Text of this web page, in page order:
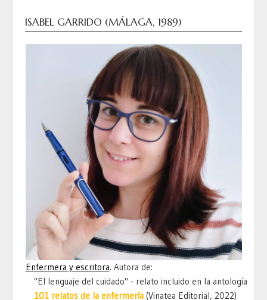
ISABEL GARRIDO (MÁLAGA, 1989)
Enfermera y escritora. Autora de:
"El lenguaje del cuidado" - relato incluido en la antología
101 relatos de la enfermería (Vinatea Editorial, 2022)